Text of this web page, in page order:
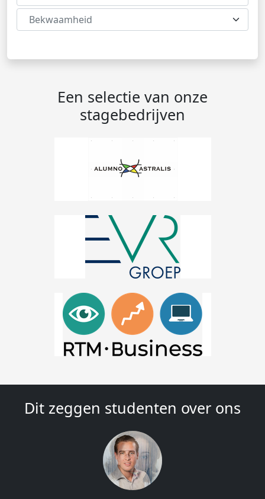
Bekwaamheid
Een selectie van onze
stagebedrijven
Dit zeggen studenten over ons